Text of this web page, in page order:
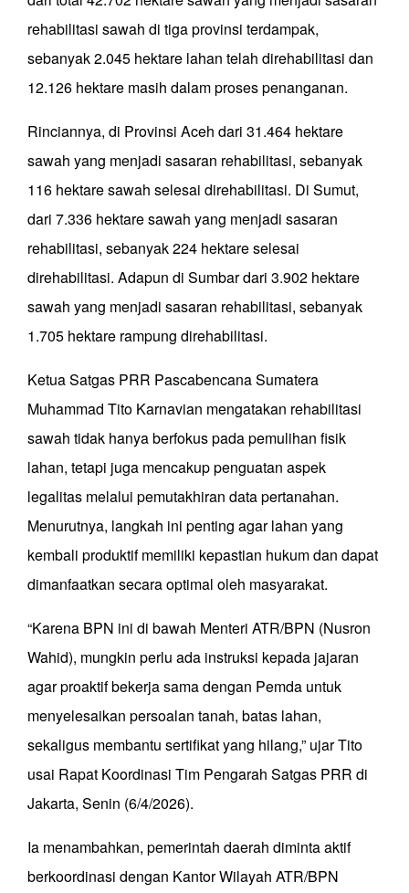
rehabilitasi sawah di tiga provinsi terdampak,
sebanyak 2.045 hektare lahan telah direhabilitasi dan
12.126 hektare masih dalam proses penanganan.
Rinciannya, di Provinsi Aceh dari 31.464 hektare
sawah yang menjadi sasaran rehabilitasi, sebanyak
116 hektare sawah selesai direhabilitasi. Di Sumut,
dari 7.336 hektare sawah yang menjadi sasaran
rehabilitasi, sebanyak 224 hektare selesai
direhabilitasi. Adapun di Sumbar dari 3.902 hektare
sawah yang menjadi sasaran rehabilitasi, sebanyak
1.705 hektare rampung direhabilitasi.
Ketua Satgas PRR Pascabencana Sumatera
Muhammad Tito Karnavian mengatakan rehabilitasi
sawah tidak hanya berfokus pada pemulihan fisik
lahan, tetapi juga mencakup penguatan aspek
legalitas melalui pemutakhiran data pertanahan.
Menurutnya, langkah ini penting agar lahan yang
kembali produktif memiliki kepastian hukum dan dapat
dimanfaatkan secara optimal oleh masyarakat.
“Karena BPN ini di bawah Menteri ATR/BPN (Nusron
Wahid), mungkin perlu ada instruksi kepada jajaran
agar proaktif bekerja sama dengan Pemda untuk
menyelesaikan persoalan tanah, batas lahan,
sekaligus membantu sertifikat yang hilang,” ujar Tito
usai Rapat Koordinasi Tim Pengarah Satgas PRR di
Jakarta, Senin (6/4/2026).
Ia menambahkan, pemerintah daerah diminta aktif
berkoordinasi dengan Kantor Wilayah ATR/BPN